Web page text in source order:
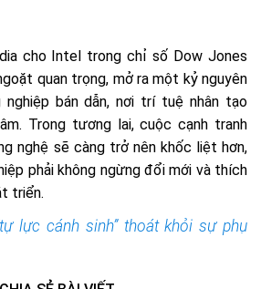
cho Intel trong chỉ số Dow Jones
quan trọng, mở ra một kỷ nguyên
nghiệp bán dẫn, nơi trí tuệ nhân tạo
Trong tương lai, cuộc cạnh tranh
nghệ sẽ càng trở nên khốc liệt hơn,
phải không ngừng đổi mới và thích
triển.
lực cánh sinh” thoát khỏi sự phụ